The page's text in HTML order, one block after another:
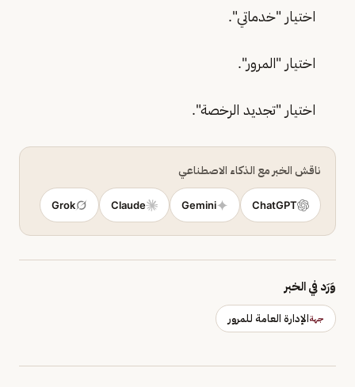
اختيار "خدماتي".
اختيار "المرور".
اختيار "تجديد الرخصة".
ناقش الخبر مع الذكاء الاصطناعي
ChatGPT
Gemini
Claude
Grok
وَرَد في الخبر
جهةالإدارة العامة للمرور